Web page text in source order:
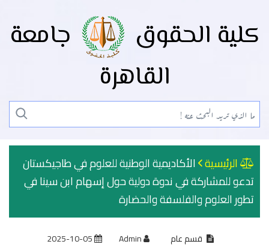
كلية الحقوق
جامعة
القاهرة
الرئيسية الأكاديمية الوطنية للعلوم في طاجيكستان
تدعو للمشاركة في ندوة دولية حول إسهام ابن سينا في
تطور العلوم والفلسفة والحضارة
قسم عام